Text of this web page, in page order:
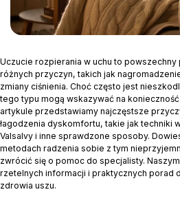
Uczucie rozpierania w uchu to
różnych przyczyn, takich jak
zmiany ciśnienia. Choć często jest
tego typu mogą wskazywać na
artykule przedstawiamy najczęstsze
łagodzenia dyskomfortu, takie jak techniki
Valsalvy i inne sprawdzone sposoby.
metodach radzenia sobie z tym
zwrócić się o pomoc do specjalisty.
rzetelnych informacji i praktycznych porad
zdrowia uszu.